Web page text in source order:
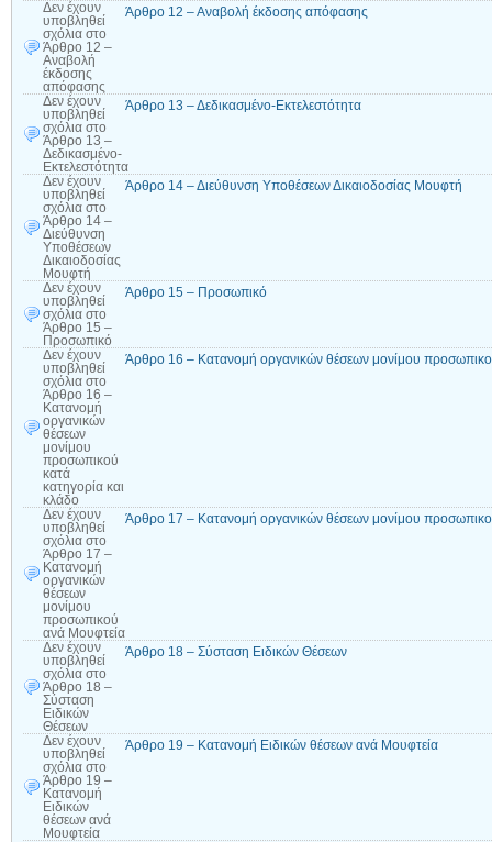
Δεν έχουν
υποβληθεί
σχόλια στο
Άρθρο 12 –
Αναβολή
έκδοσης
απόφασης
Άρθρο 12 – Αναβολή έκδοσης απόφασης
Δεν έχουν
υποβληθεί
σχόλια στο
Άρθρο 13 –
Δεδικασμένο-
Εκτελεστότητα
Άρθρο 13 – Δεδικασμένο-Εκτελεστότητα
Δεν έχουν
υποβληθεί
σχόλια στο
Άρθρο 14 –
Διεύθυνση
Υποθέσεων
Δικαιοδοσίας
Μουφτή
Άρθρο 14 – Διεύθυνση Υποθέσεων Δικαιοδοσίας Μουφτή
Δεν έχουν
υποβληθεί
σχόλια στο
Άρθρο 15 –
Προσωπικό
Άρθρο 15 – Προσωπικό
Δεν έχουν
υποβληθεί
σχόλια στο
Άρθρο 16 –
Κατανομή
οργανικών
θέσεων
μονίμου
προσωπικού
κατά
κατηγορία και
κλάδο
Άρθρο 16 – Κατανομή οργανικών θέσεων μονίμου
Δεν έχουν
υποβληθεί
σχόλια στο
Άρθρο 17 –
Κατανομή
οργανικών
θέσεων
μονίμου
προσωπικού
ανά Μουφτεία
Άρθρο 17 – Κατανομή οργανικών θέσεων μονίμου
Δεν έχουν
υποβληθεί
σχόλια στο
Άρθρο 18 –
Σύσταση
Ειδικών
Θέσεων
Άρθρο 18 – Σύσταση Ειδικών Θέσεων
Δεν έχουν
υποβληθεί
σχόλια στο
Άρθρο 19 –
Κατανομή
Ειδικών
θέσεων ανά
Μουφτεία
Άρθρο 19 – Κατανομή Ειδικών θέσεων ανά Μουφτεία